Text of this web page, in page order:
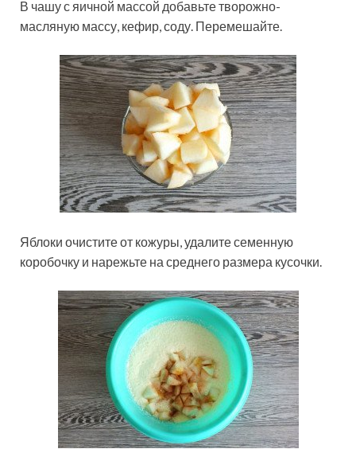
В чашу с яичной массой добавьте творожно-
масляную массу, кефир, соду. Перемешайте.
Яблоки очистите от кожуры, удалите семенную
коробочку и нарежьте на среднего размера кусочки.